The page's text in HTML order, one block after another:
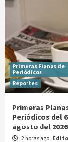
Primeras Planas de
Periódicos
Reportes
Primeras
Periódicos del
agosto del 2026
2 horas ago